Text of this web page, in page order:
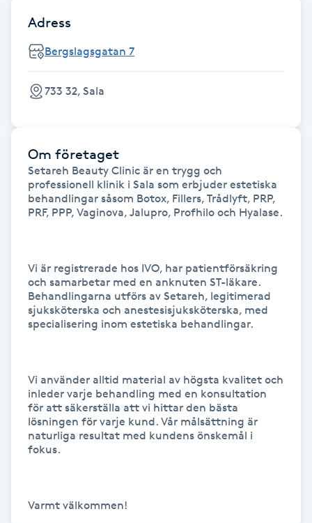
Gelenaglar
Gellack
Gellack med förstärkning
Gravidmassage
Gravidyoga
Gua Sha-massage
Headspa
Healing
Herrklippning
Adress
Bergslagsgatan 7
733 32, Sala
Om företaget
Setareh Beauty Clinic är en trygg och
professionell klinik i Sala som erbjuder estetiska
behandlingar såsom Botox, Fillers, Trådlyft, PRP,
PRF, PPP, Vaginova, Jalupro, Profhilo och Hyalase.
Vi är registrerade hos IVO, har patientförsäkring
och samarbetar med en anknuten ST-läkare.
Behandlingarna utförs av Setareh, legitimerad
sjuksköterska och anestesisjuksköterska, med
specialisering inom estetiska behandlingar.
Vi använder alltid material av högsta kvalitet och
inleder varje behandling med en konsultation
för att säkerställa att vi hittar den bästa
lösningen för varje kund. Vår målsättning är
naturliga resultat med kundens önskemål i
fokus.